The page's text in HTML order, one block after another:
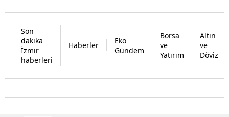
Son
dakika
İzmir
haberleri
Haberler
Eko
Gündem
Borsa
ve
Yatırım
Altın
ve
Döviz